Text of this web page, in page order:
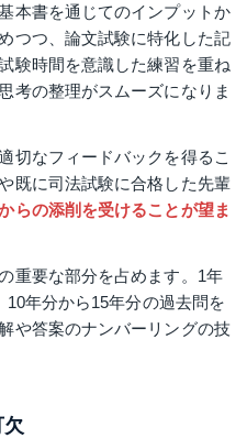
本書を通じてのインプットか
つつ、論文試験に特化した記
験時間を意識した練習を重ね
考の整理がスムーズになりま
切なフィードバックを得るこ
既に司法試験に合格した先輩
らの添削を受けることが望ま
重要な部分を占めます。1年
年分から15年分の過去問を
や答案のナンバーリングの技